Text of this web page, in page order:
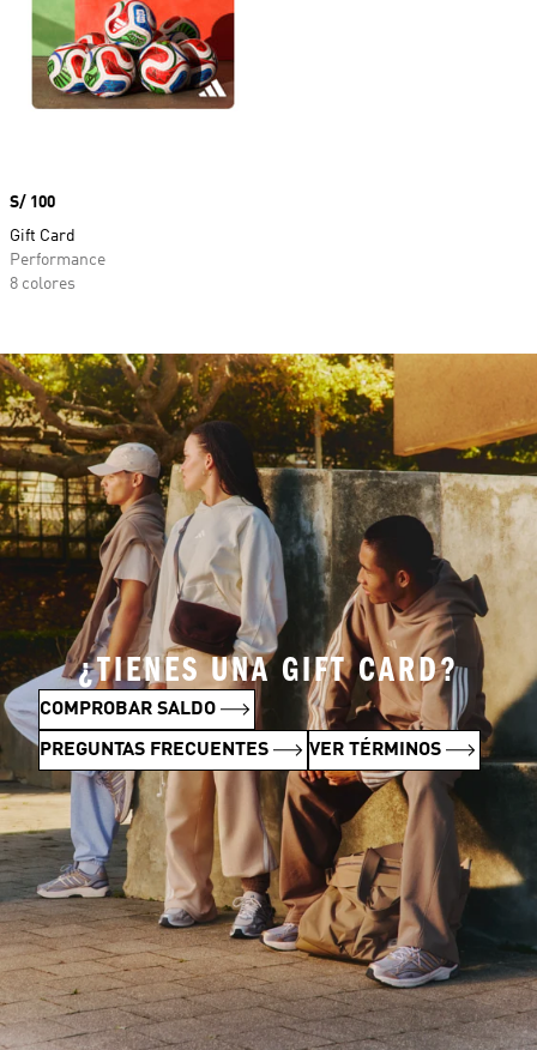
Precio
S/ 100
Gift Card
Performance
8 colores
¿TIENES UNA GIFT CARD?
COMPROBAR SALDO
PREGUNTAS FRECUENTES VER TÉRMINOS